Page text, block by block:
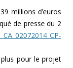
millions d’euros
de presse du 2
pour le projet